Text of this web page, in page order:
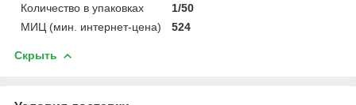
Количество в упаковках
1/50
МИЦ (мин. интернет-цена)
524
Скрыть